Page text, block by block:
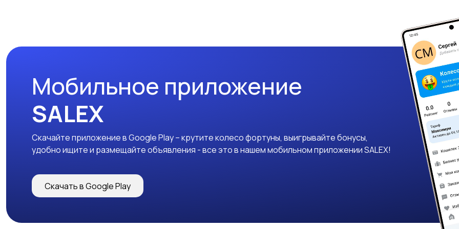
Мобильное приложение
SALEX
Скачайте приложение в Google Play – крутите колесо фортуны, выигрывайте бонусы,
удобно ищите и размещайте объявления - все это в нашем мобильном приложении SALEX!
Скачать в Google Play